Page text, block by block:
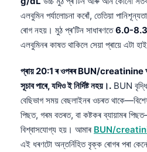
এলবুমিন পৰ্যালোচনা কৰোঁ, তেতিয়া
ৰোগ নহয়। মুঠ প্ৰ’টিন সাধাৰণতে6.0-
এলবুমিনৰ কাষত থাকিলে সেয়া প্ৰায়ে এটা
প্ৰায় 20:1 ৰ ওপৰৰ BUN/creatinine
সূচাব পাৰে, যদিও ই নিৰ্দিষ্ট নহয়।. BUN
বেছিভাগ সময় বেছলাইনৰ ওচৰত
পিছত, গৰম বতৰত, বা কষ্টকৰ ব্যায়ামৰ
বিশ্বাসযোগ্য হয়। আমাৰ BUN/
এই ধৰণটো অন্তৰ্নিহিত বৃক্ক ৰোগৰ পৰা